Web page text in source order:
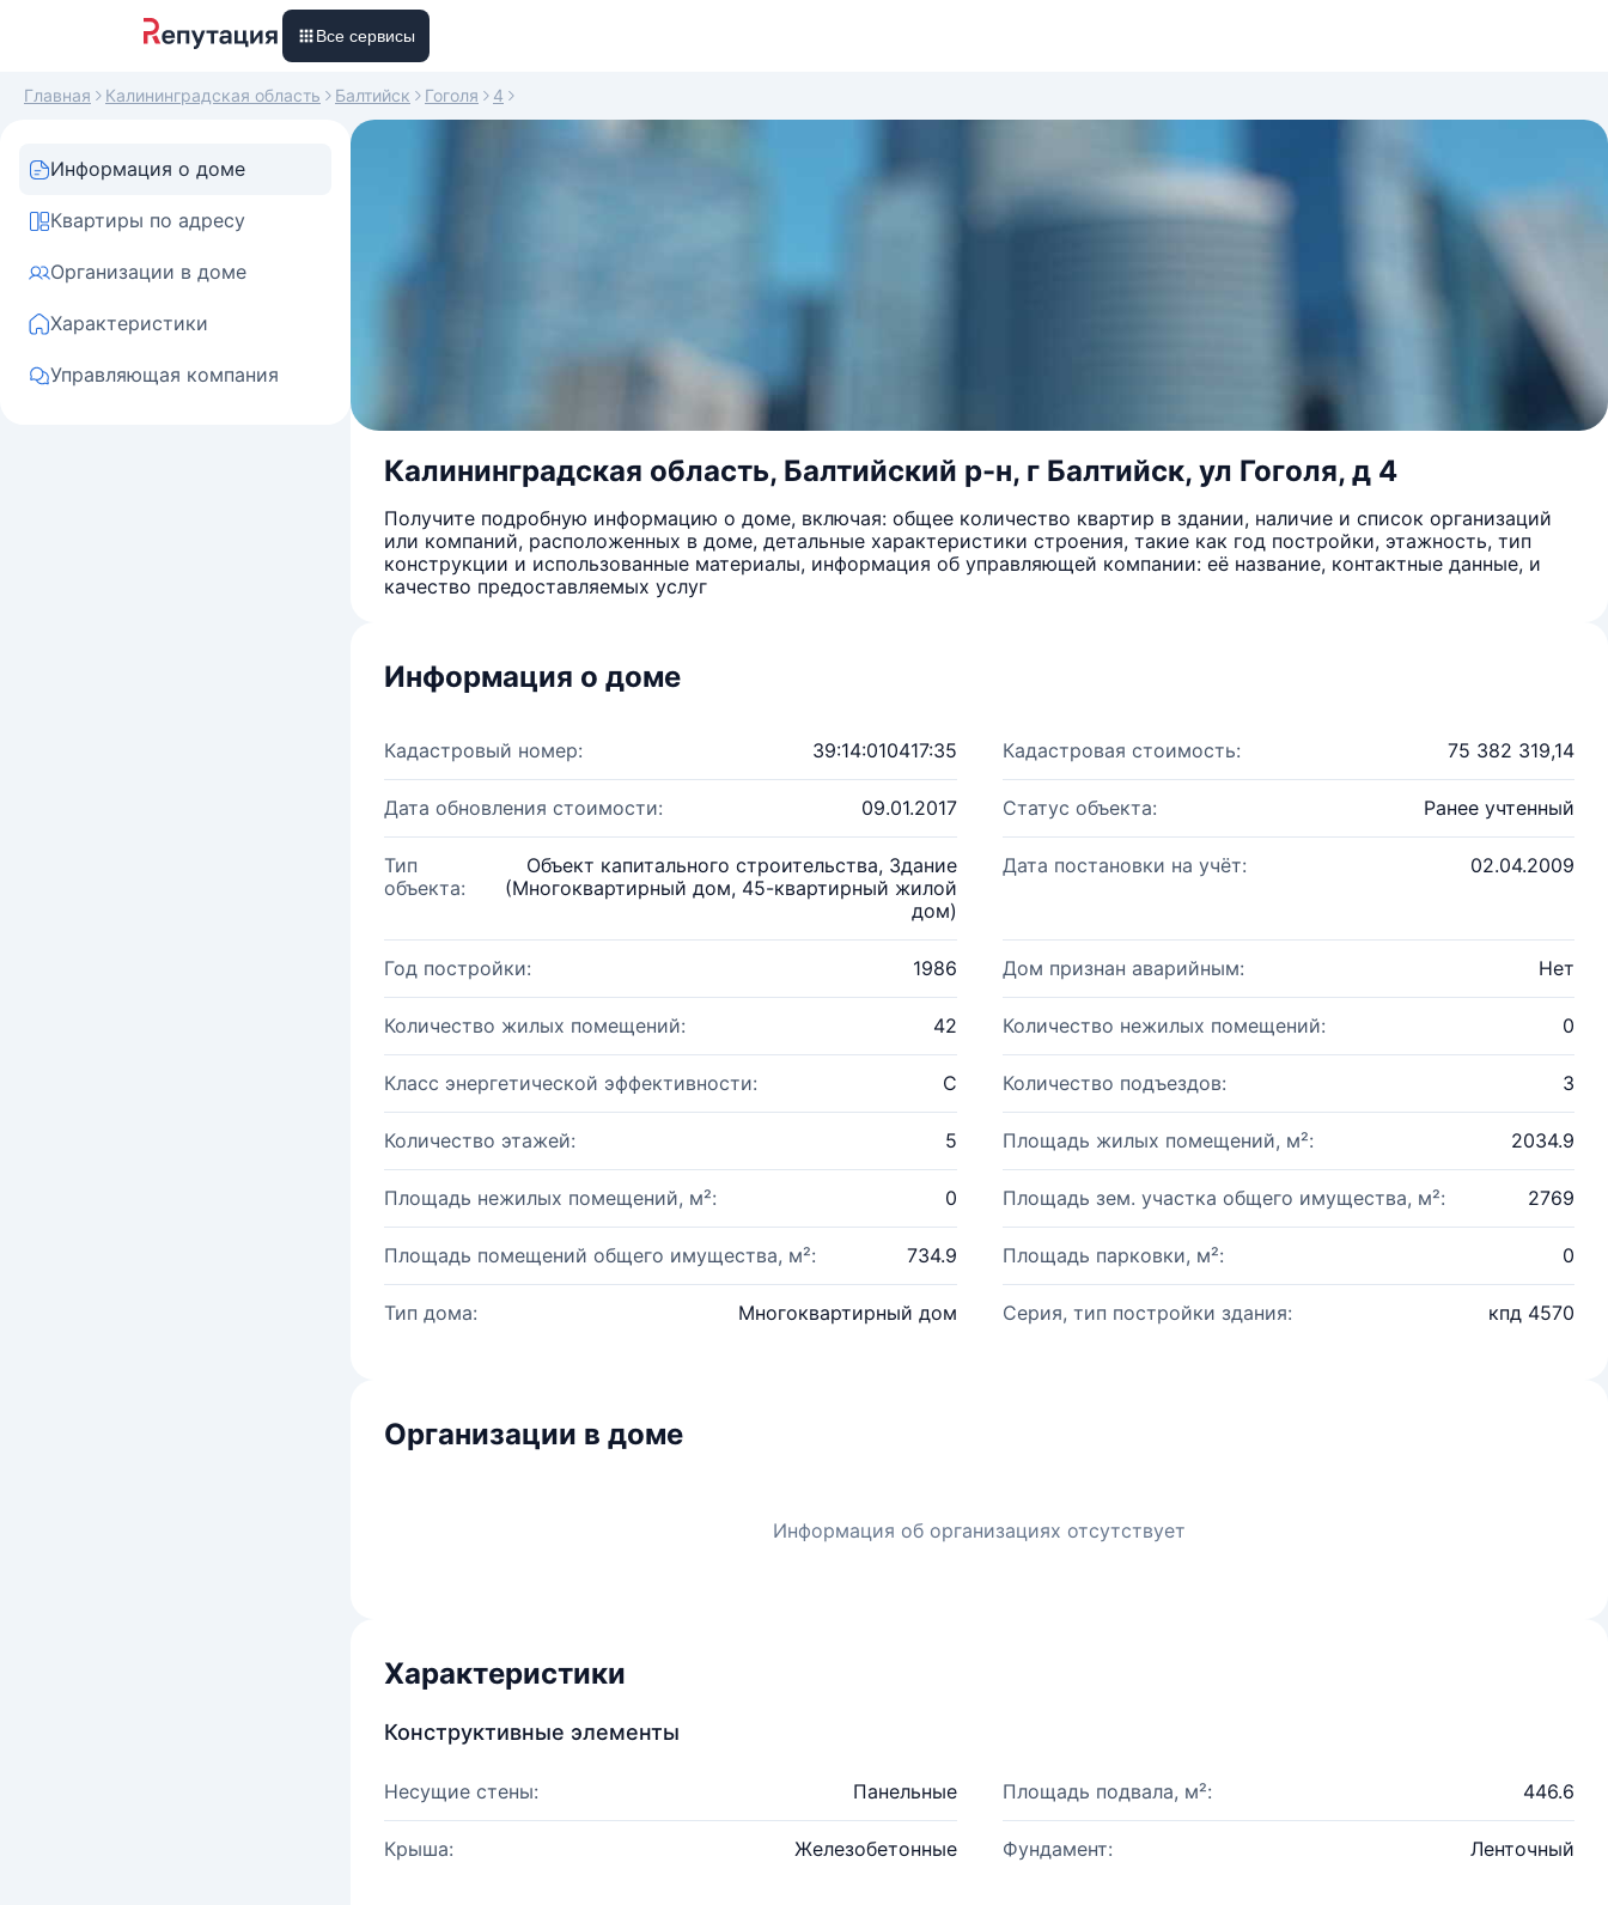
Все сервисы
Главная Калининградская область Балтийск Гоголя 4
Информация о доме
Квартиры по адресу
Организации в доме
Характеристики
Управляющая компания
Калининградская область, Балтийский р-н, г Балтийск, ул Гоголя, д 4
Получите подробную информацию о доме, включая: общее количество квартир в здании, наличие и список организаций
или компаний, расположенных в доме, детальные характеристики строения, такие как год постройки, этажность, тип
конструкции и использованные материалы, информация об управляющей компании: её название, контактные данные, и
качество предоставляемых услуг
Информация о доме
Кадастровый номер: 39:14:010417:35 Кадастровая стоимость: 75 382 319,14
Дата обновления стоимости: 09.01.2017 Статус объекта: Ранее учтенный
Тип
объекта:
Объект капитального строительства, Здание
(Многоквартирный дом, 45-квартирный жилой
дом)
Дата постановки на учёт: 02.04.2009
Год постройки: 1986 Дом признан аварийным: Нет
Количество жилых помещений: 42 Количество нежилых помещений: 0
Класс энергетической эффективности: C Количество подъездов: 3
Количество этажей: 5 Площадь жилых помещений, м²: 2034.9
Площадь нежилых помещений, м²: 0 Площадь зем. участка общего имущества, м²: 2769
Площадь помещений общего имущества, м²: 734.9 Площадь парковки, м²: 0
Тип дома: Многоквартирный дом Серия, тип постройки здания: кпд 4570
Организации в доме
Информация об организациях отсутствует
Характеристики
Конструктивные элементы
Несущие стены: Панельные Площадь подвала, м²: 446.6
Крыша: Железобетонные Фундамент: Ленточный